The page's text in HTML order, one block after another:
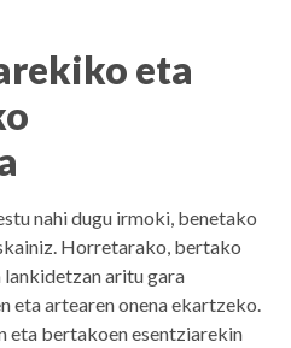
eta
nahi dugu irmoki, benetako
Horretarako, bertako
aritu gara
eta artearen onena ekartzeko.
eta bertakoen esentziarekin